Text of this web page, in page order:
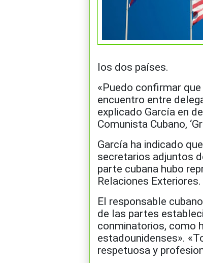
los dos países.
«Puedo confirmar
encuentro entre
explicado García en
Comunista Cubano,
García ha indicado
secretarios adjuntos
parte cubana hubo
Relaciones Exteriores.
El responsable
de las partes
conminatorios, como
estadounidenses».
respetuosa y